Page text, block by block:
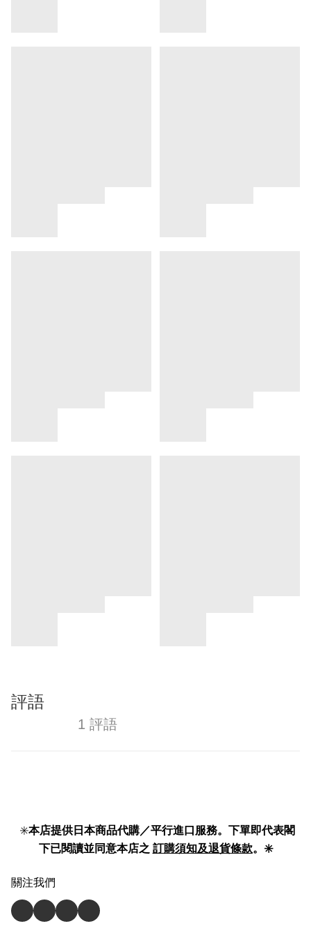
評語
1 評語
✳️本店提供日本商品代購／平行進口服務。下單即代表閣
下已閱讀並同意本店之 訂購須知及退貨條款。✳️
關注我們